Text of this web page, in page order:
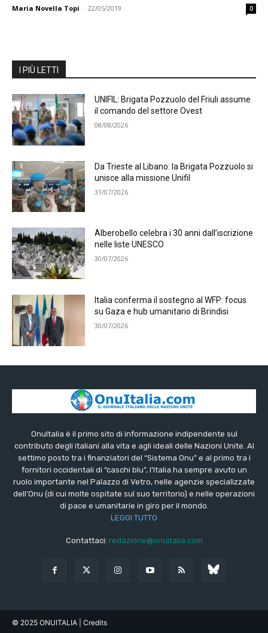
Maria Novella Topi - 22/05/2019 0
I PIÙ LETTI
UNIFIL: Brigata Pozzuolo del Friuli assume
il comando del settore Ovest
08/08/2026
Da Trieste al Libano: la Brigata Pozzuolo si
unisce alla missione Unifil
31/07/2026
Alberobello celebra i 30 anni dall’iscrizione
nelle liste UNESCO
30/07/2026
Italia conferma il sostegno al WFP: focus
su Gaza e hub umanitario di Brindisi
30/07/2026
OnuItalia è il primo sito di informazione indipendente sul
contributo degli italiani alla vita e agli ideali delle Nazioni Unite. Al
settimo posto tra i finanziatori del “Sistema Onu” e al primo tra i
fornitori occidentali di “caschi blu”, l’Italia ha sempre avuto un
ruolo importante nel Palazzo di Vetro, nelle agenzie specializzate
dell’Onu (di cui molte ospitate sul suo territorio) e nelle operazioni
di pace e umanitarie in giro per il mondo.
LEGGI TUTTO
Contattaci: redazione@onuitalia.com
© 2025 ONUITALIA | Credits